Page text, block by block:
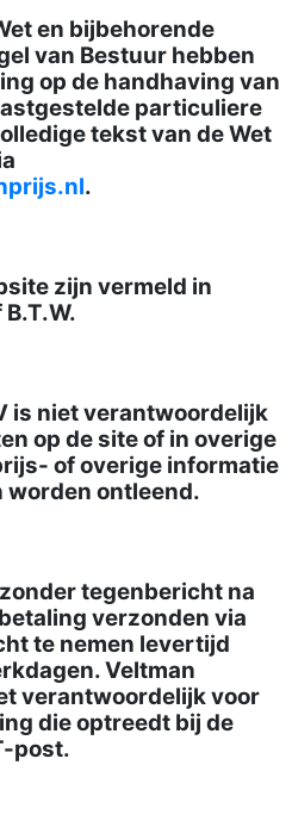
en bijbehorende
van Bestuur hebben
op de handhaving van
particuliere
tekst van de Wet
.
zijn vermeld in
is niet verantwoordelijk
op de site of in overige
of overige informatie
worden ontleend.
tegenbericht na
verzonden via
te nemen levertijd
Veltman
verantwoordelijk voor
die optreedt bij de
post.